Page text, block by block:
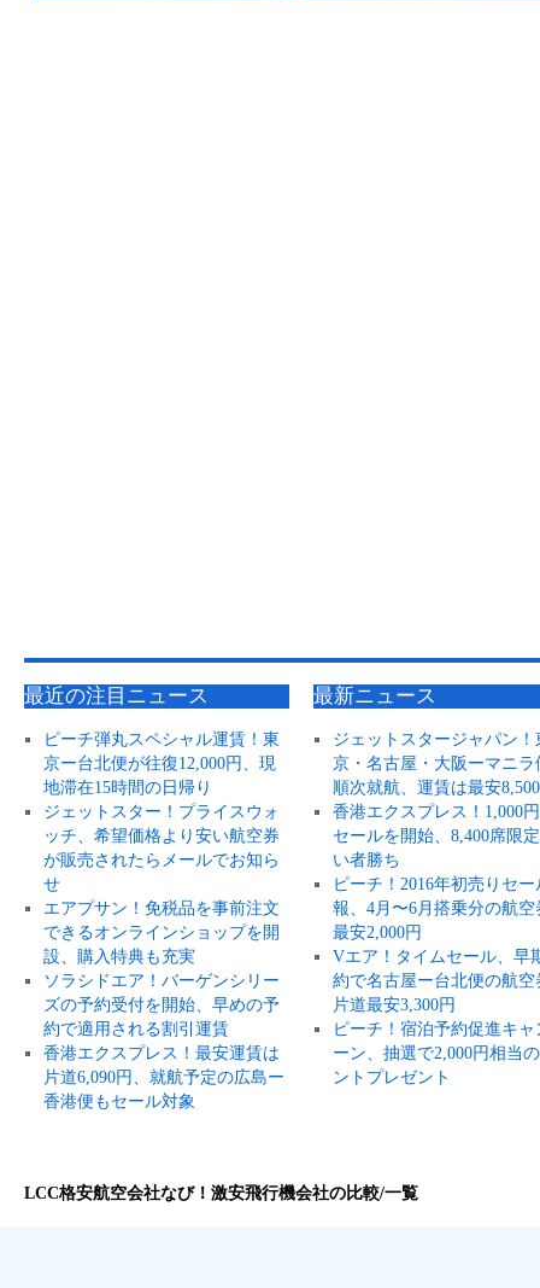
最近の注目ニュース
ピーチ弾丸スペシャル運賃！東
京ー台北便が往復12,000円、現
地滞在15時間の日帰り
ジェットスター！プライスウォ
ッチ、希望価格より安い航空券
が販売されたらメールでお知ら
せ
エアプサン！免税品を事前注文
できるオンラインショップを開
設、購入特典も充実
ソラシドエア！バーゲンシリー
ズの予約受付を開始、早めの予
約で適用される割引運賃
香港エクスプレス！最安運賃は
片道6,090円、就航予定の広島ー
香港便もセール対象
最新ニュース
ジェットスタージャパン！
京・名古屋・大阪ーマニラ
順次就航、運賃は最安
香港エクスプレス！1,000
セールを開始、8,400席限
い者勝ち
ピーチ！2016年初売りセー
報、4月〜6月搭乗分の航空
最安2,000円
Vエア！タイムセール、早
約で名古屋ー台北便の航空
片道最安3,300円
ピーチ！宿泊予約促進キャ
ーン、抽選で2,000円相当
ントプレゼント
LCC格安航空会社なび！激安飛行機会社の比較/一覧